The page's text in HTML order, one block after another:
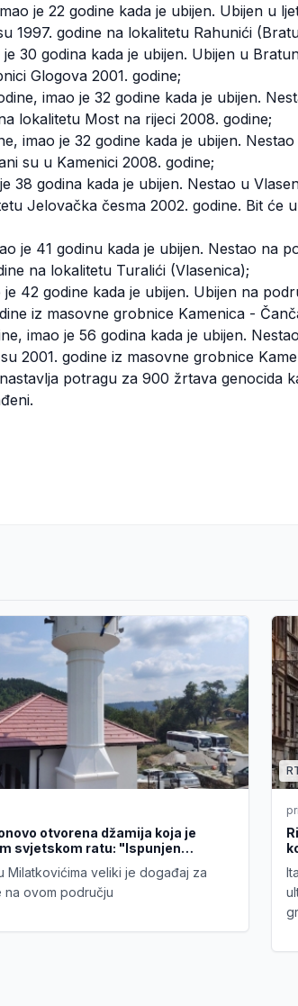
je 22 godine kada je ubijen. Ubijen u
1997. godine na lokalitetu Rahunići
30 godina kada je ubijen. Ubijen u
Glogova 2001. godine;
imao je 32 godine kada je ubijen.
lokalitetu Most na rijeci 2008. godine;
imao je 32 godine kada je ubijen.
su u Kamenici 2008. godine;
38 godina kada je ubijen. Nestao u
Jelovačka česma 2002. godine. Bit će
je 41 godinu kada je ubijen. Nestao na
na lokalitetu Turalići (Vlasenica);
je 42 godine kada je ubijen. Ubijen na
iz masovne grobnice Kamenica -
imao je 56 godina kada je ubijen.
2001. godine iz masovne grobnice
potragu za 900 žrtava genocida
otvorena džamija koja je
svjetskom ratu: "Ispunjen
Milatkovićima veliki je događaj za
ovom području